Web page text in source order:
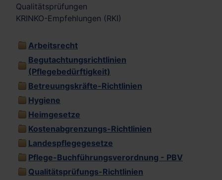
Qualitätsprüfungen
KRINKO-Empfehlungen (RKI)
Arbeitsrecht
Begutachtungsrichtlinien
(Pflegebedürftigkeit)
Betreuungskräfte-Richtlinien
Hygiene
Heimgesetze
Kostenabgrenzungs-Richtlinien
Landespflegegesetze
Pflege-Buchführungsverordnung - PBV
Qualitätsprüfungs-Richtlinien